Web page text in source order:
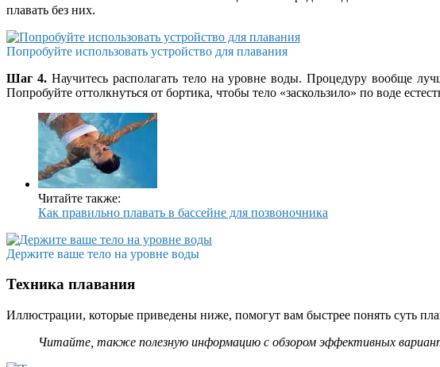
плавать без них.
Попробуйте использовать устройство для плавания
Шаг 4.Научитесь располагать тело на уровне воды. Процедуру вообще
Попробуйте оттолкнуться от бортика, чтобы тело «заскользило» по воде
Читайте также:
Как правильно плавать в бассейне для позвоночника
Держите ваше тело на уровне воды
Техника плавания
Иллюстрации, которые приведены ниже, помогут вам быстрее понять суть
Читайте, также полезную информацию с обзором эффективных